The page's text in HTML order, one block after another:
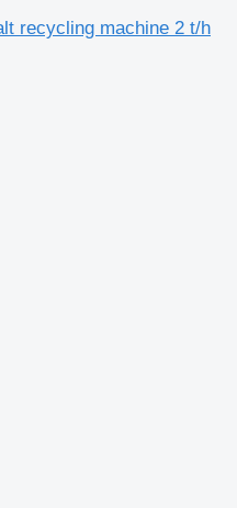
recycling machine 2 t/h